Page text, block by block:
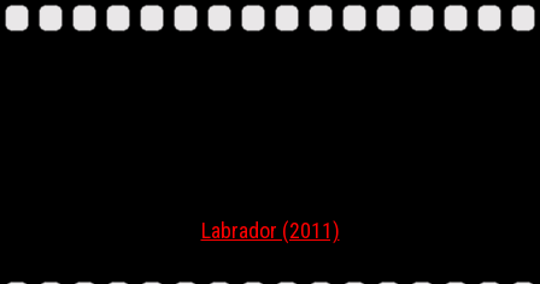
Labrador (2011)